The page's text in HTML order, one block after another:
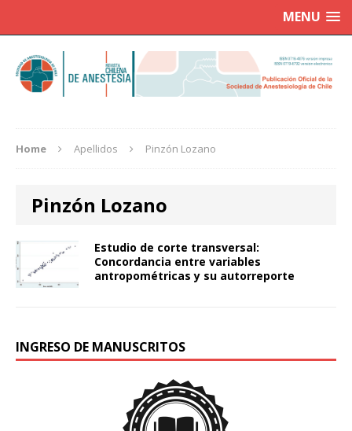
MENU
Home Apellidos Pinzón Lozano
Pinzón Lozano
Estudio de corte transversal:
Concordancia entre variables
antropométricas y su autorreporte
INGRESO DE MANUSCRITOS